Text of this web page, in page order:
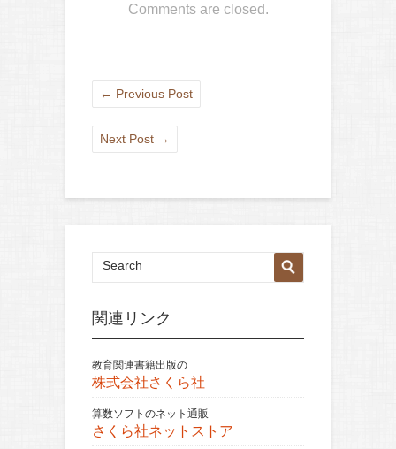
Comments are closed.
← Previous Post
Next Post →
関連リンク
教育関連書籍出版の
株式会社さくら社
算数ソフトのネット通販
さくら社ネットストア